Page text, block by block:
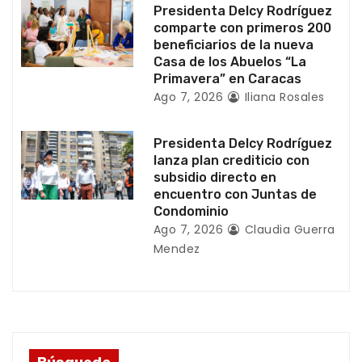
a
d
Presidenta Delcy Rodríguez
comparte con primeros 200
beneficiarios de la nueva
Casa de los Abuelos “La
Primavera” en Caracas
Ago 7, 2026 Iliana Rosales
Presidenta Delcy Rodríguez
lanza plan crediticio con
subsidio directo en
encuentro con Juntas de
Condominio
Ago 7, 2026
Claudia Guerra
Mendez